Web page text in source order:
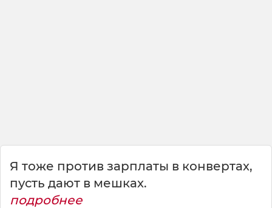
Я тоже против зарплаты в конвертах,
пусть дают в мешках.
подробнее